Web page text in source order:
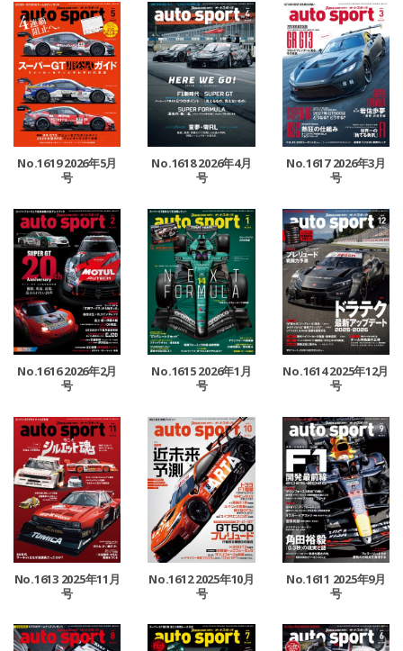
No.1619 2026年5月
号
No.1618 2026年4月
号
No.1617 2026年3月
号
No.1616 2026年2月
号
No.1615 2026年1月
号
No.1614 2025年12月
号
No.1613 2025年11月
号
No.1612 2025年10月
号
No.1611 2025年9月
号